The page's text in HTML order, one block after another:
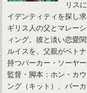
リス
イデンティティを探し
ギリス人の父とマレー
ィング。彼と淡い恋愛
ルイスを、父親がベト
持つパーカー・ソーヤー
監督・脚本：ホン・カ
ング（キット）、パー